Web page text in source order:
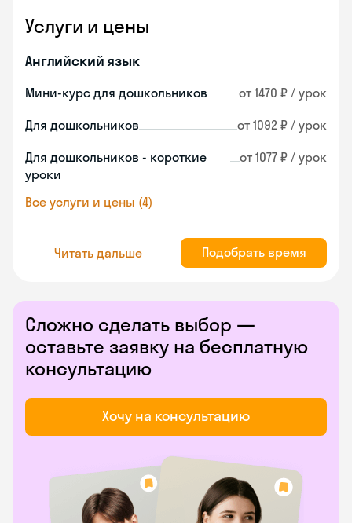
Услуги и цены
Английский язык
Мини-курс для дошкольников от 1470 ₽ / урок
Для дошкольников от 1092 ₽ / урок
Для дошкольников - короткие
уроки
от 1077 ₽ / урок
Все услуги и цены (4)
Читать дальше Подобрать время
Сложно сделать выбор —
оставьте заявку на бесплатную
консультацию
Хочу на консультацию